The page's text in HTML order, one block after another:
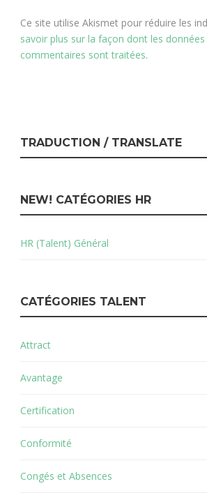
Ce site utilise Akismet pour réduire les
savoir plus sur la façon dont les
commentaires sont traitées.
TRADUCTION / TRANSLATE
NEW! CATÉGORIES HR
HR (Talent) Général
CATÉGORIES TALENT
Attract
Avantage
Certification
Conformité
Congés et Absences